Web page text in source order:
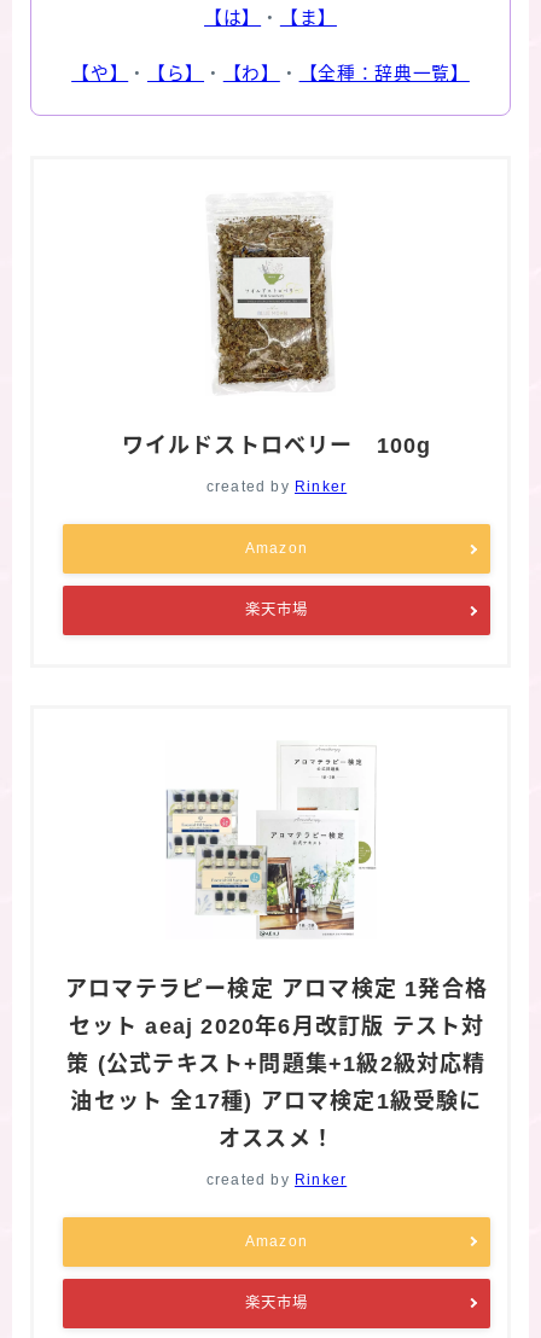
【は】
・ 【ま】
【や】 ・ 【ら】 ・ 【わ】 ・ 【全種：辞典一覧】
ワイルドストロベリー 100g
created by Rinker
Amazon
楽天市場
アロマテラピー検定 アロマ検定 1発合格
セット aeaj 2020年6月改訂版 テスト対
策 (公式テキスト+問題集+1級2級対応精
油セット 全17種) アロマ検定1級受験に
オススメ！
created by Rinker
Amazon
楽天市場